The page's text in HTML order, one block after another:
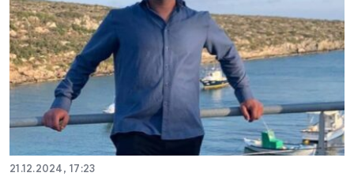
21.12.2024, 17:23